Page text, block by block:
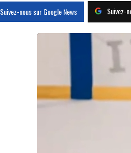
Suivez-nous sur Google News Suivez-